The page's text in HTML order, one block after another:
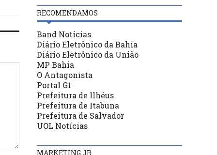
RECOMENDAMOS
Band Notícias
Diário Eletrônico da Bahia
Diário Eletrônico da União
MP Bahia
O Antagonista
Portal G1
Prefeitura de Ilhéus
Prefeitura de Itabuna
Prefeitura de Salvador
UOL Notícias
MARKETING JR